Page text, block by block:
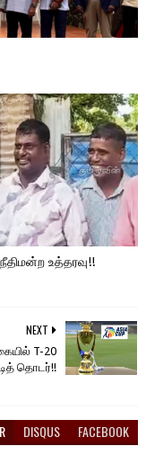
உத்தரவு!!
NEXT
T-20
தொடர்!!
DISQUS FACEBOOK